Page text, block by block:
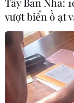
đọ súng với
02/05/2020 09:01
Cuộc đấu súng
biên giới
mùa Hè của khu
km về phía Tây.
vượt biển ồ ạt